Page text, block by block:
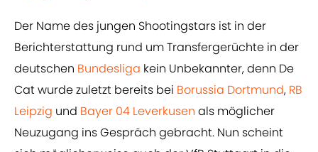
Der Name des jungen Shootingstars ist in der
Berichterstattung rund um Transfergerüchte in der
deutschen Bundesliga kein Unbekannter, denn De
Cat wurde zuletzt bereits bei Borussia Dortmund, RB
Leipzig und Bayer 04 Leverkusen als möglicher
Neuzugang ins Gespräch gebracht. Nun scheint